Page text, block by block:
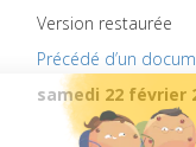
Version restaurée
Précédé d’un
samedi 22 février